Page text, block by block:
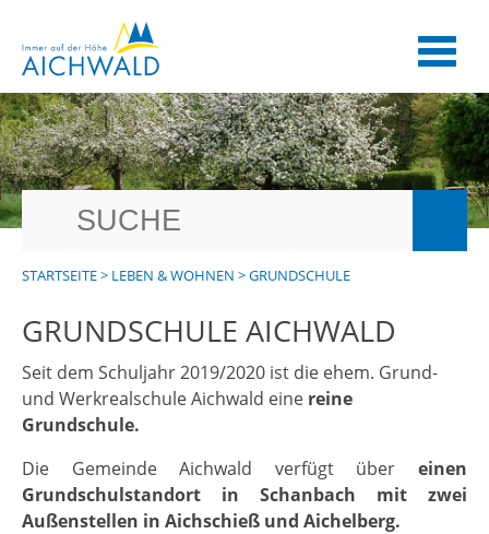
STARTSEITE> LEBEN & WOHNEN >GRUNDSCHULE
GRUNDSCHULE AICHWALD
Seit dem Schuljahr 2019/2020 ist die ehem. Grund-
und Werkrealschule Aichwald eine reine
Grundschule.
Die Gemeinde Aichwald verfügt über einen
Grundschulstandort in Schanbach mit zwei
Außenstellen in Aichschieß und Aichelberg.